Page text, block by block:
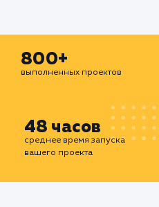
базовый
чтобы
ускорить
настроить CDN
кеширование. Все
нашей